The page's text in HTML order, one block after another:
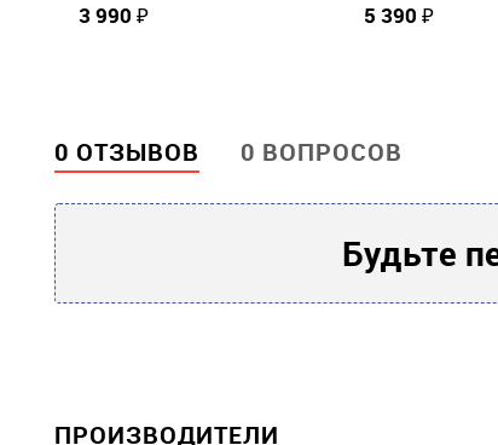
3 990 ₽ 5 390 ₽
0 ОТЗЫВОВ 0 ВОПРОСОВ
Будьте
ПРОИЗВОДИТЕЛИ